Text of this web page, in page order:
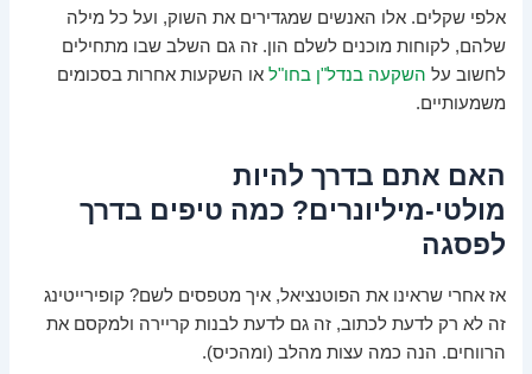
אלפי שקלים. אלו האנשים שמגדירים את השוק, ועל כל מילה
שלהם, לקוחות מוכנים לשלם הון. זה גם השלב שבו מתחילים
לחשוב על השקעה בנדל"ן בחו"ל או השקעות אחרות בסכומים
משמעותיים.
האם אתם בדרך להיות
מולטי-מיליונרים? כמה טיפים בדרך
לפסגה
אז אחרי שראינו את הפוטנציאל, איך מטפסים לשם? קופירייטינג
זה לא רק לדעת לכתוב, זה גם לדעת לבנות קריירה ולמקסם את
הרווחים. הנה כמה עצות מהלב (ומהכיס).